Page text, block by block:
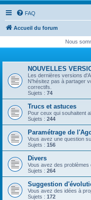
FAQ
Accueil du forum
Nous
NOUVELLES
Les dernières versions
N'hésitez pas à partager
correctifs.
Sujets : 74
Trucs et astuces
Pour ceux qui souhaitent
Sujets : 244
Paramétrage de
Vous avez une question
Sujets : 156
Divers
Vous avez des
Sujets : 264
Suggestion
Vous avez des idées à
Sujets : 172